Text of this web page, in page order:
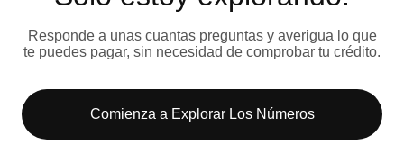
Responde a unas cuantas preguntas y averigua lo que
te puedes pagar, sin necesidad de comprobar tu crédito.
Comienza a Explorar Los Números​